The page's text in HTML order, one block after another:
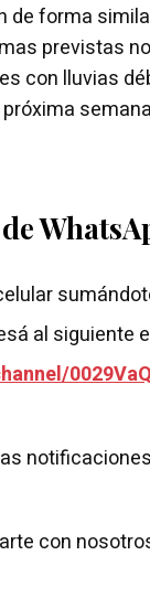
de forma
previstas
con lluvias
al siguiente
con